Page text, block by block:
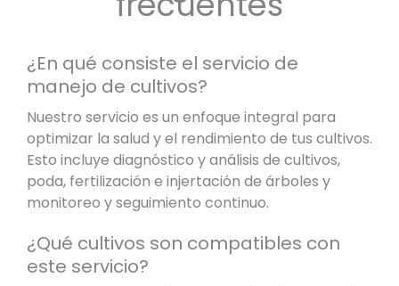
¿En qué consiste el servicio de
manejo de cultivos?
Nuestro servicio es un enfoque integral para
optimizar la salud y el rendimiento de tus cultivos.
Esto incluye diagnóstico y análisis de cultivos,
poda, fertilización e injertación de árboles y
monitoreo y seguimiento continuo.
¿Qué cultivos son compatibles con
este servicio?